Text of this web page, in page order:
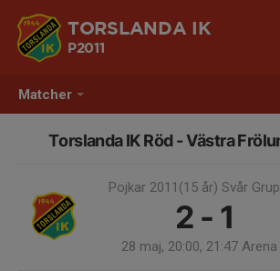
Matcher
TORSLANDA IK
P2011
Torslanda IK Röd - Västra
Pojkar 2011(15 år) Svår
2 - 1
28 maj, 20:00, 21:47 Arena